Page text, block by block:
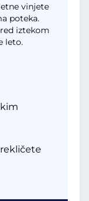
vinjete
poteka.
iztekom
leto.